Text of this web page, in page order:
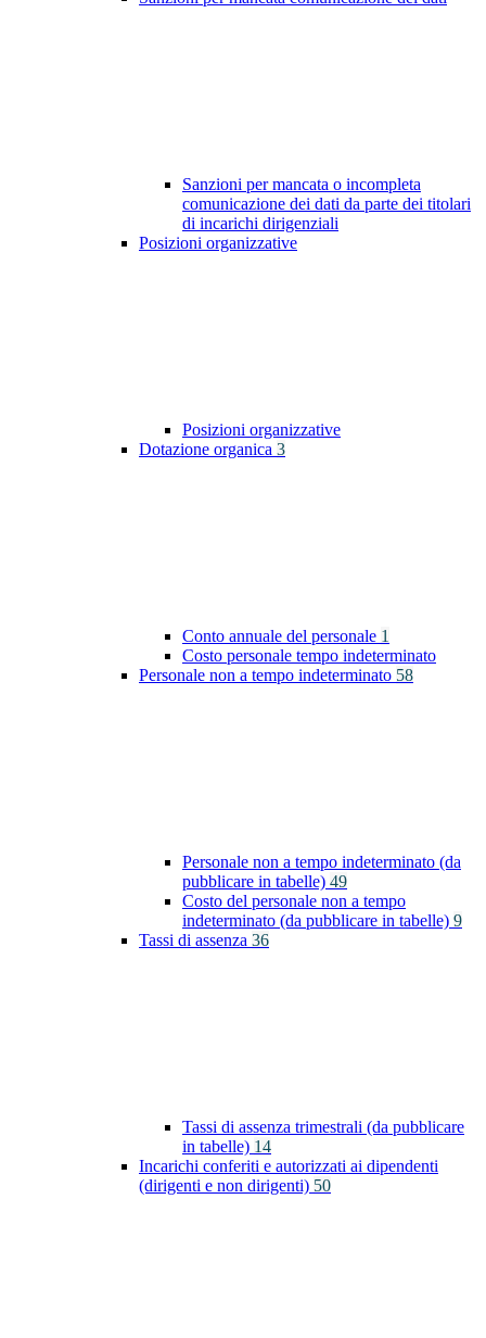
Sanzioni per mancata o incompleta
comunicazione dei dati da parte dei titolari
di incarichi dirigenziali
Posizioni organizzative
Posizioni organizzative
Dotazione organica 3
Conto annuale del personale 1
Costo personale tempo indeterminato
Personale non a tempo indeterminato 58
Personale non a tempo indeterminato (da
pubblicare in tabelle) 49
Costo del personale non a tempo
indeterminato (da pubblicare in tabelle) 9
Tassi di assenza 36
Tassi di assenza trimestrali (da pubblicare
in tabelle) 14
Incarichi conferiti e autorizzati ai dipendenti
(dirigenti e non dirigenti) 50